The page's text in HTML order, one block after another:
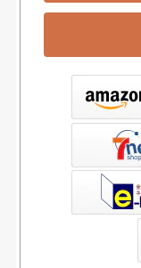
書店ウェブストア